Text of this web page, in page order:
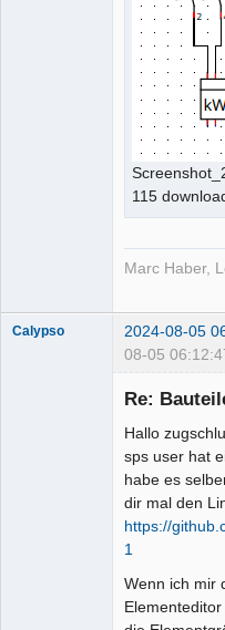
115
Marc Haber,
Calypso 2024-08-05
08-05
Re:
Hallo
sps user hat
habe es
dir mal den
https://
1
Wenn ich mir